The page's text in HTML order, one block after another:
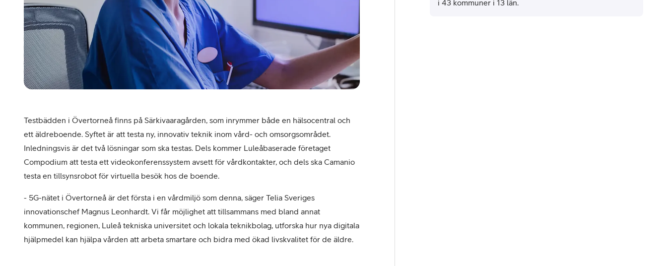
Samsung Galaxy Watch
Alla smartwatches
Wifi Surfplattor
Tillbehör
Testbädden i Övertorneå finns på Särkivaaragården, som inrymmer både en hälsocentral och
ett äldreboende. Syftet är att testa ny, innovativ teknik inom vård- och omsorgsområdet.
Inledningsvis är det två lösningar som ska testas. Dels kommer Luleåbaserade företaget
Compodium att testa ett videokonferenssystem avsett för vårdkontakter, och dels ska Camanio
testa en tillsynsrobot för virtuella besök hos de boende.
- 5G-nätet i Övertorneå är det första i en vårdmiljö som denna, säger Telia Sveriges
innovationschef Magnus Leonhardt. Vi får möjlighet att tillsammans med bland annat
kommunen, regionen, Luleå tekniska universitet och lokala teknikbolag, utforska hur nya digitala
hjälpmedel kan hjälpa vården att arbeta smartare och bidra med ökad livskvalitet för de äldre.
i 43 kommuner i 13 län.